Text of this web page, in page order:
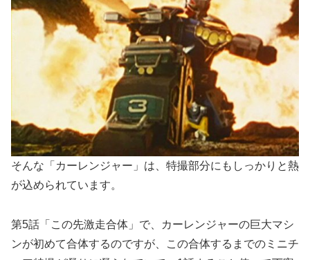
そんな「カーレンジャー」は、特撮部分にもしっかりと熱
が込められています。
第5話「この先激走合体」で、カーレンジャーの巨大マシ
ンが初めて合体するのですが、この合体するまでのミニチ